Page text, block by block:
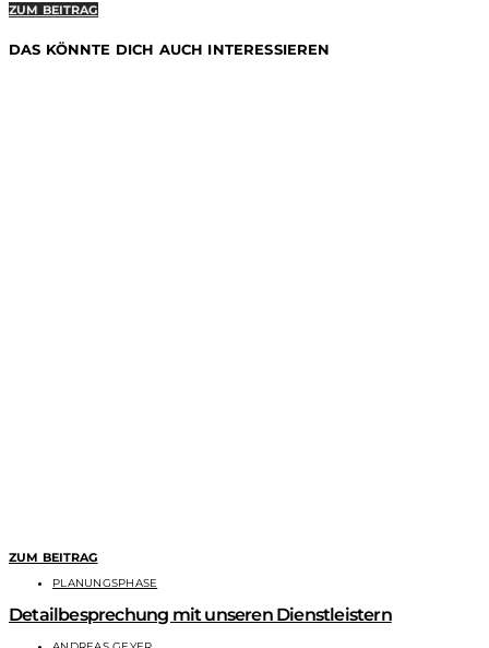
ZUM BEITRAG
DAS KÖNNTE DICH AUCH INTERESSIEREN
ZUM BEITRAG
PLANUNGSPHASE
Detailbesprechung mit unseren Dienstleistern